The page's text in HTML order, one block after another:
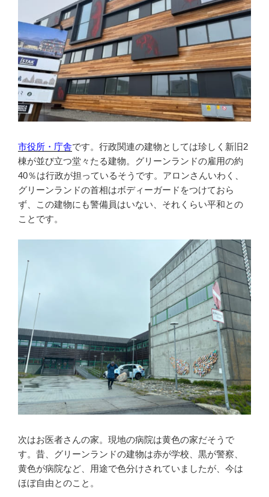
市役所・庁舎です。行政関連の建物としては珍しく新旧2
棟が並び立つ堂々たる建物。グリーンランドの雇用の約
40％は行政が担っているそうです。アロンさんいわく、
グリーンランドの首相はボディーガードをつけておら
ず、この建物にも警備員はいない、それくらい平和との
ことです。
次はお医者さんの家。現地の病院は黄色の家だそうで
す。昔、グリーンランドの建物は赤が学校、黒が警察、
黄色が病院など、用途で色分けされていましたが、今は
ほぼ自由とのこと。